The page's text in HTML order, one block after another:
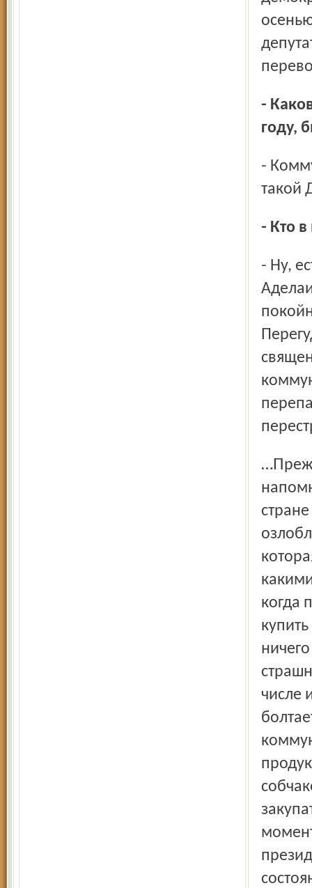
- Какова была расстановка сил в областном совете в 1991
году,
- Коммунистическая фракция была, аграрная и… был
такой
- Кто
- Ну, естественно, входила в него лидер Народного фронта
…Прежде чем описывать события 19 августа, надо
когда
числе